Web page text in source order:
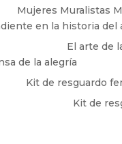
Mujeres Muralistas
en la historia del
El arte de
de la alegría
Kit de resguardo
Kit de